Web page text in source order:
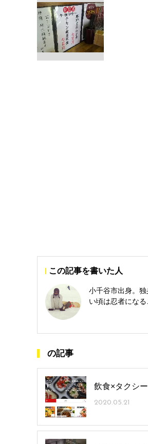
この記事を書いた人
小千谷市出身。
い頃は忍者にな
の記事
飲食×タクシ
2020.05.21